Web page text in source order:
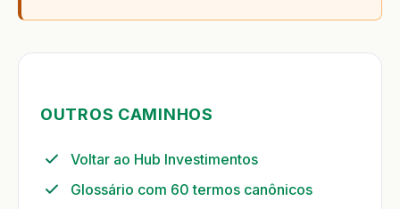
OUTROS CAMINHOS
Voltar ao Hub Investimentos
Glossário com 60 termos canônicos